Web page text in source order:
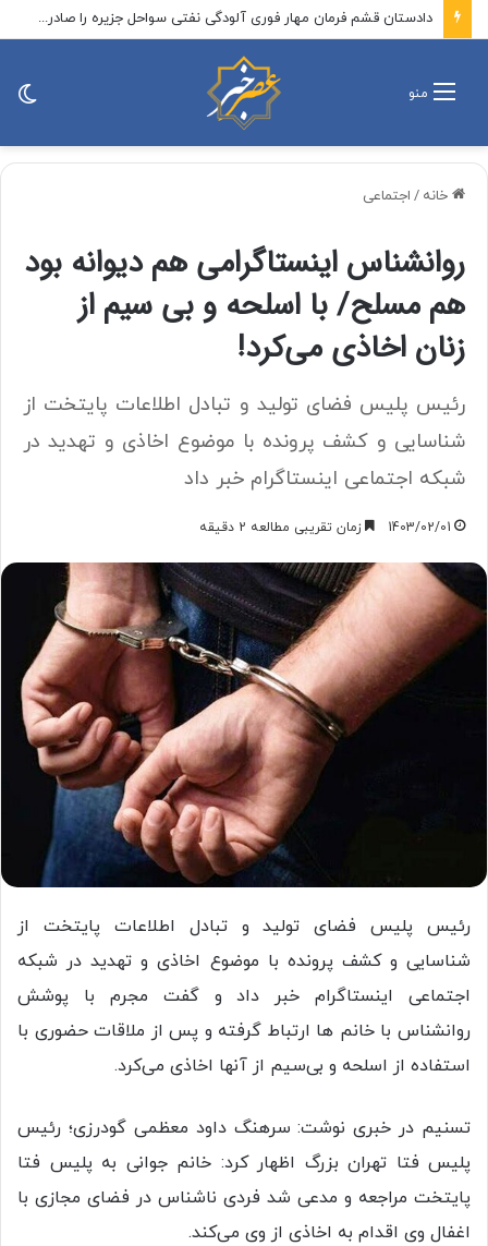
دادستان قشم فرمان مهار فوری آلودگی نفتی سواحل جزیره را صادر کرد
منو
خانه / اجتماعی
روانشناس اینستاگرامی هم دیوانه بود
هم مسلح/ با اسلحه و بی سیم از
زنان اخاذی می‌کرد!
رئیس پلیس فضای تولید و تبادل اطلاعات پایتخت از
شناسایی و کشف پرونده با موضوع اخاذی و تهدید در
شبکه اجتماعی اینستاگرام خبر داد
1403/02/01 زمان تقریبی مطالعه 2 دقیقه
رئیس پلیس فضای تولید و تبادل اطلاعات پایتخت از
شناسایی و کشف پرونده با موضوع اخاذی و تهدید در شبکه
اجتماعی اینستاگرام خبر داد و گفت مجرم با پوشش
روانشناس با خانم ها ارتباط گرفته و پس از ملاقات حضوری با
استفاده از اسلحه و بی‌سیم از آنها اخاذی می‌کرد.
تسنیم در خبری نوشت: سرهنگ داود معظمی گودرزی؛ رئیس
پلیس فتا تهران بزرگ اظهار کرد: خانم جوانی به پلیس فتا
پایتخت مراجعه و مدعی شد فردی ناشناس در فضای مجازی با
اغفال وی اقدام به اخاذی از وی می‌کند.